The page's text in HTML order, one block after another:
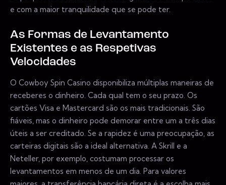
e com a maior tranquilidade que se pode ter.
As Formas de Levantamento
Existentes e as Respetivas
Velocidades
O Cowboy Spin Casino disponibiliza múltiplas maneiras de
receberes o dinheiro. Cada qual tem o seu prazo. Os
cartões Visa e Mastercard são os mais tradicionais. São
fiáveis, mas o dinheiro pode demorar entre um a três dias
úteis a ser creditado. Se a rapidez é uma preocupação, as
carteiras digitais são a ideal alternativa. A Skrill e a
Neteller, por exemplo, costumam processar os
levantamentos em menos de um dia. Para valores